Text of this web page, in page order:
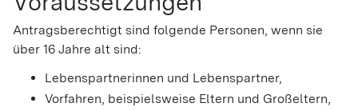
Antragsberechtigt sind folgende Personen, wenn sie
über 16 Jahre alt sind:
Lebenspartnerinnen und Lebenspartner,
Vorfahren, beispielsweise Eltern und Großeltern,